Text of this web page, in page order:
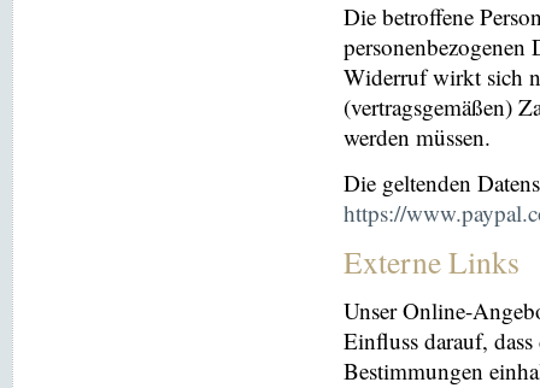
Die betroffene
personenbezogenen
Widerruf wirkt sich
(vertragsgemäßen)
werden müssen.
Die geltenden
https://
Externe Links
Unser Online-
Einfluss darauf,
Bestimmungen